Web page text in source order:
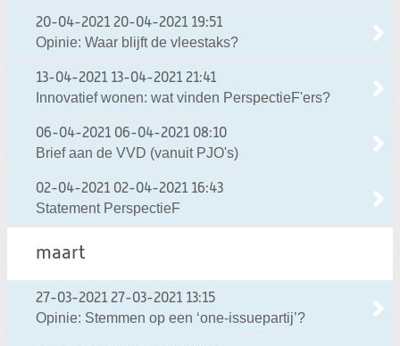
20-04-2021 20-04-2021 19:51
Opinie: Waar blijft de vleestaks?
13-04-2021 13-04-2021 21:41
Innovatief wonen: wat vinden PerspectieF'ers?
06-04-2021 06-04-2021 08:10
Brief aan de VVD (vanuit PJO's)
02-04-2021 02-04-2021 16:43
Statement PerspectieF
maart
27-03-2021 27-03-2021 13:15
Opinie: Stemmen op een ‘one-issuepartij’?